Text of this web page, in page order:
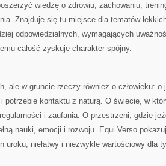
wiedzę o zdrowiu, zachowaniu,
Znajduje się tu miejsce dla tematów
odpowiedzialnych, wymagających
całość zyskuje charakter spójny.
ale w gruncie rzeczy również o człowieku:
potrzebie kontaktu z naturą. O świecie, w
i zaufania. O przestrzeni, gdzie
nauki, emocji i rozwoju. Equi Verso
uroku, niełatwy i niezwykle wartościowy dla